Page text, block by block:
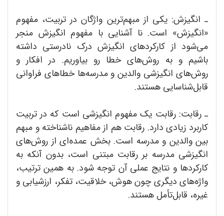
ـ انگیزش: یکی از مبهم‌ترین واژگان در تربیت، مفهوم
«انگیزش» است. نا آشنایی با مفهوم انگیزش منجر
می‌شود از کارکردهای انگیزش درک نادرستی داشته
باشیم و به روش‌های خطا رو بیاوریم. در افکار و
روش‌های انگیزشی والدین و مدرسه‌ها خطاهای فراوانی
قابل‌شناسایی هستند.
ـ رقابت: رقابت یک مفهوم انگیزشی است که در تربیت
کاربرد زیادی دارد. رقابت هم از مفاهیم ناشناخته و مبهم
بین والدین و مدرسه است. بخش عمده‌ای از روش‌های
انگیزشی مدرسه بر رقابت مبتنی است، بدون آنکه به
کارکردها و نتایج عملی آن توجه شود. به همین ترتیب،
واژه‌های دیگری چون هوش، خلاقیت، تفکر، ارزشیابی و
غیره، قابل‌تأمل هستند.